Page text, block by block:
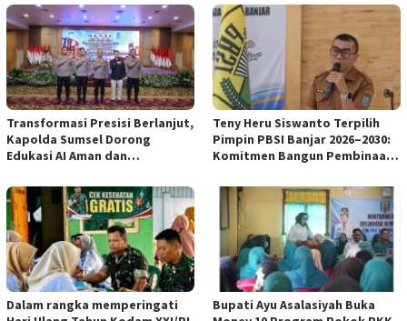
Transformasi Presisi Berlanjut,
Kapolda Sumsel Dorong
Edukasi AI Aman dan
Teny Heru Siswanto Terpilih
Pimpin PBSI Banjar 2026–2030:
Komitmen Bangun Pembinaan
Berkelanjutan
Dalam rangka memperingati
Bupati Ayu Asalasiyah Buka